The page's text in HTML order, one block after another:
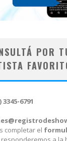
POR
3345-6791
completar el